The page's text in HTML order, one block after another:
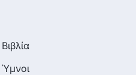
Βιβλία
Ύμνοι